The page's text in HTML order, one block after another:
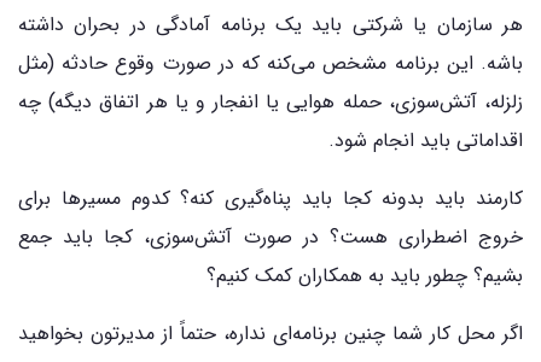
هر سازمان یا شرکتی باید یک برنامه آمادگی در بحران داشته
باشه. این برنامه مشخص می‌کنه که در صورت وقوع حادثه (مثل
زلزله، آتش‌سوزی، حمله هوایی یا انفجار و یا هر اتفاق دیگه) چه
اقداماتی باید انجام شود.
کارمند باید بدونه کجا باید پناه‌گیری کنه؟ کدوم مسیرها برای
خروج اضطراری هست؟ در صورت آتش‌سوزی، کجا باید جمع
بشیم؟ چطور باید به همکاران کمک کنیم؟
اگر محل کار شما چنین برنامه‌ای نداره، حتماً از مدیرتون بخواهید